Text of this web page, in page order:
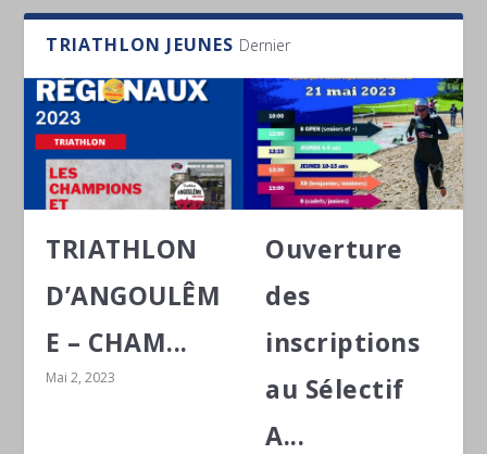
TRIATHLON JEUNES Dernier
TRIATHLON
D’ANGOULÊM
E – CHAM...
Mai 2, 2023
Ouverture
des
inscriptions
au Sélectif
A...